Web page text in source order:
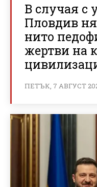
В случая с
Пловдив
нито
жертви на
ПЕТЪК, 7 АВГУСТ